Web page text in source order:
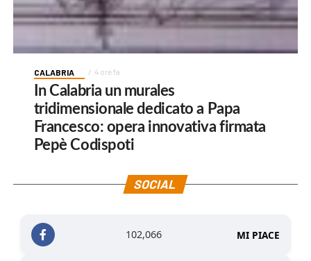
CALABRIA 4 ore fa
In Calabria un murales
tridimensionale dedicato a Papa
Francesco: opera innovativa firmata
Pepè Codispoti
SOCIAL
102,066 MI PIACE